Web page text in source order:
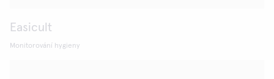
Easicult
Monitorování hygieny